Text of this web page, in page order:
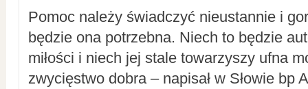
Pomoc należy świadczyć nieustannie i
będzie ona potrzebna. Niech to będzie
miłości i niech jej stale towarzyszy ufna
zwycięstwo dobra – napisał w Słowie bp